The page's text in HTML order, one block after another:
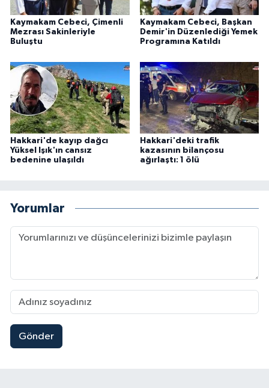
Kaymakam Cebeci, Çimenli
Mezrası Sakinleriyle
Buluştu
Kaymakam Cebeci, Başkan
Demir'in Düzenlediği Yemek
Programına Katıldı
Hakkari'de kayıp dağcı
Yüksel Işık'ın cansız
bedenine ulaşıldı
Hakkari'deki trafik
kazasının bilançosu
ağırlaştı: 1 ölü
Yorumlar
Gönder